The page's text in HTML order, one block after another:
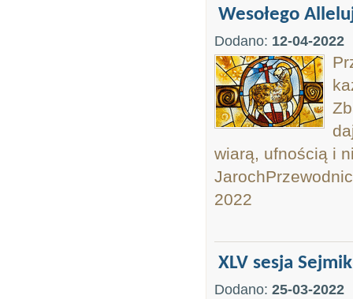
Wesołego
Dodano: 12-04-2022
wiarą, ufnością i
2022
XLV sesja
Dodano: 25-03-2022